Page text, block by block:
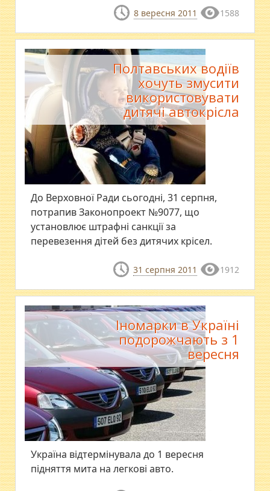
8 вересня 2011 1588
Полтавських водіїв
хочуть змусити
використовувати
дитячі автокрісла
До Верховної Ради сьогодні, 31 серпня,
потрапив Законопроект №9077, що
установлює штрафні санкції за
перевезення дітей без дитячих крісел.
31 серпня 2011 1912
Іномарки в Україні
подорожчають з 1
вересня
Україна відтермінувала до 1 вересня
підняття мита на легкові авто.